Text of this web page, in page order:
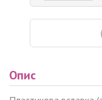
Опис